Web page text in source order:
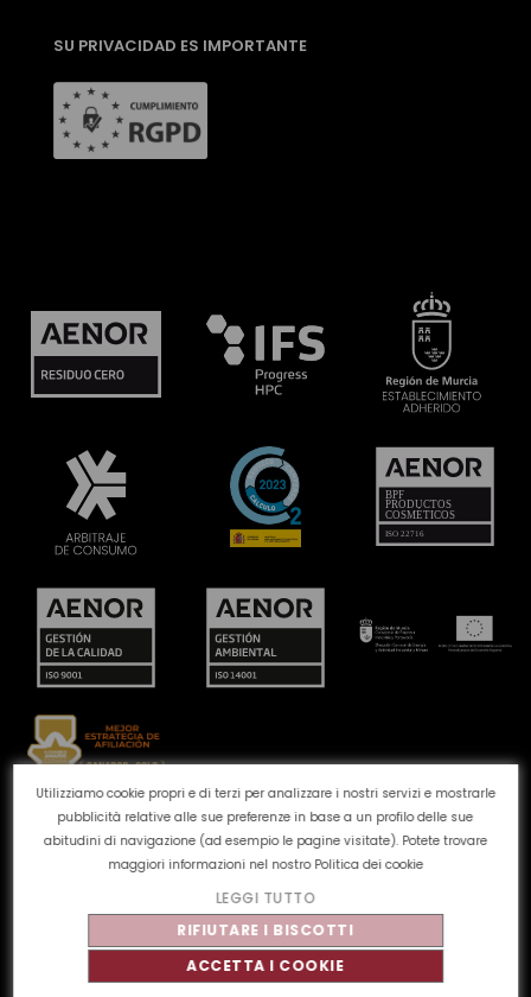
Utilizziamo cookie propri e di terzi per analizzare i nostri servizi e mostrarle
pubblicità relative alle sue preferenze in base a un profilo delle sue
abitudini di navigazione (ad esempio le pagine visitate). Potete trovare
maggiori informazioni nel nostro Politica dei cookie
LEGGI TUTTO
RIFIUTARE I BISCOTTI
ACCETTA I COOKIE
SU PRIVACIDAD ES IMPORTANTE
Canale reclami Politica dei cookie
Politica sulla
privacy
Avviso legale Qualità e ambiente
2026 - Tutti i diritti riservati